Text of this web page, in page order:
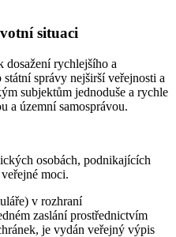
situaci
dosažení rychlejšího a
správy nejširší veřejnosti a
subjektům jednoduše a rychle
a územní samosprávou.
osobách, podnikajících
moci.
v rozhraní
zaslání prostřednictvím
je vydán veřejný výpis